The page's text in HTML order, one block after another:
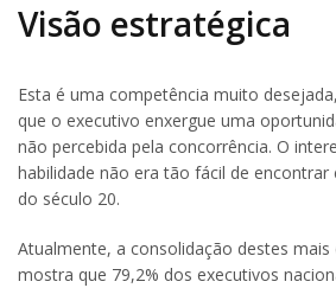
Visão estratégica
Esta é uma competência muito
que o executivo enxergue uma
não percebida pela concorrência. O
habilidade não era tão fácil de
do século 20.
Atualmente, a consolidação destes
mostra que 79,2% dos executivos